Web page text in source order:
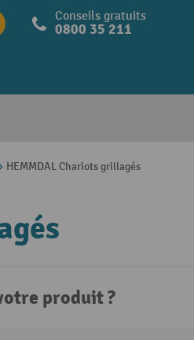
Conseils gratuits
0800 35 211
HEMMDAL Chariots grillagés
produit ?